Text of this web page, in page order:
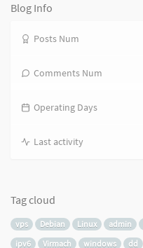
Blog Info
Posts Num
Comments Num
Operating Days
Last activity
Tag cloud
vps Debian Linux admin
ipv6
Virmach windows dd